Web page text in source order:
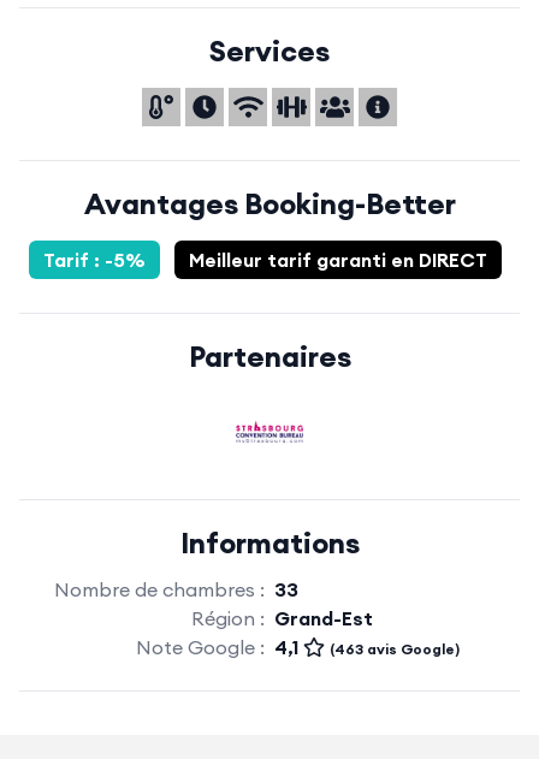
Services
Avantages Booking-Better
Tarif : -5% Meilleur tarif garanti en DIRECT
Partenaires
Informations
Nombre de chambres : 33
Région : Grand-Est
Note Google : 4,1 (463 avis Google)